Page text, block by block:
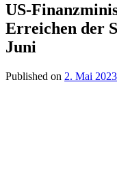
US-
Erreichen der
Juni
Published on 2. Mai 2023